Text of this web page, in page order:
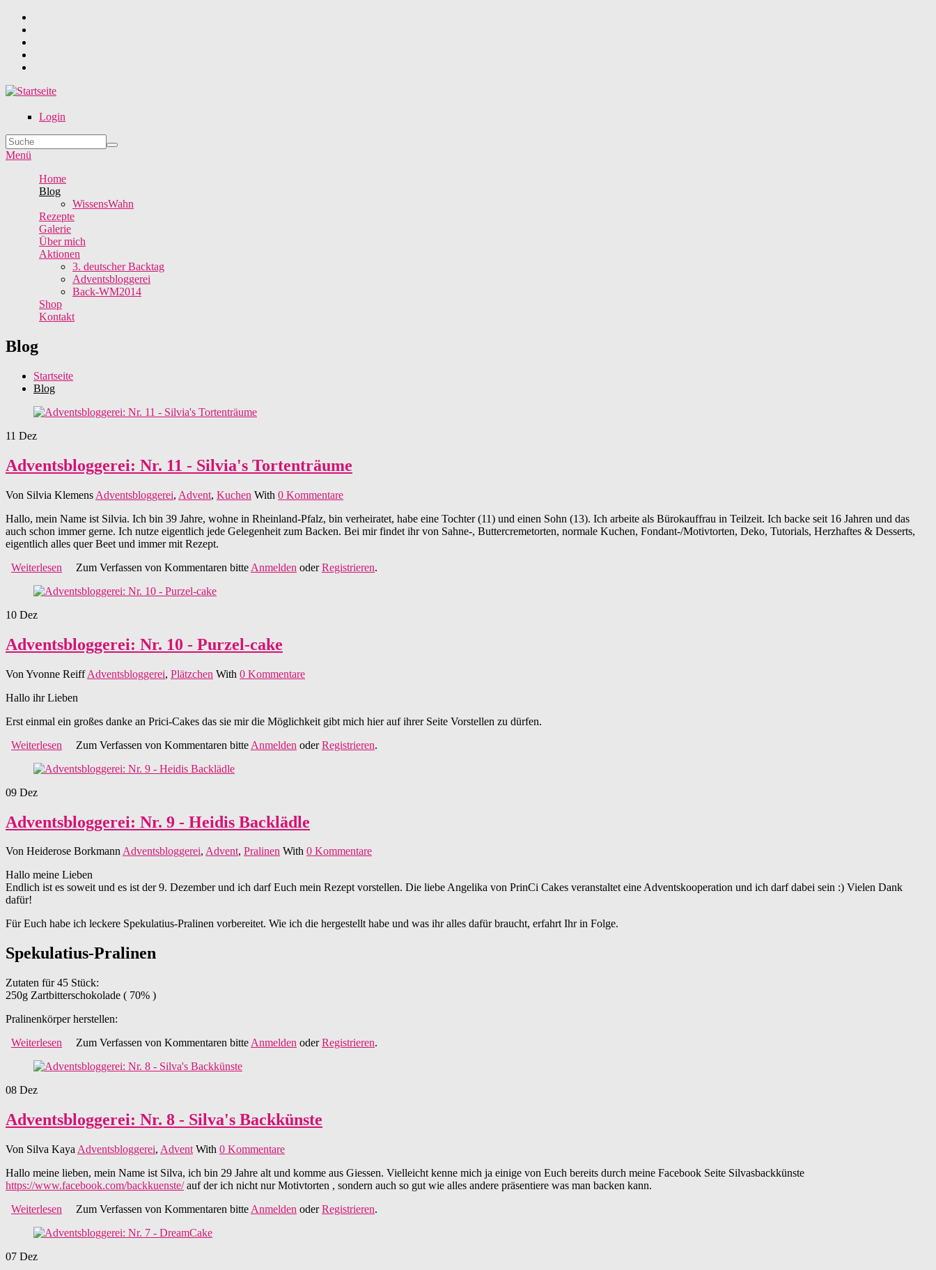
Direkt zum Inhalt
Login
Suchformular
Menü
Home
Blog
WissensWahn
Rezepte
Galerie
Über mich
Aktionen
3. deutscher Backtag
Adventsbloggerei
Back-WM2014
Shop
Kontakt
Blog
Startseite
Blog
11 Dez
Adventsbloggerei: Nr. 11 - Silvia's Tortenträume
Von Silvia Klemens Adventsbloggerei, Advent, Kuchen With 0 Kommentare
Hallo, mein Name ist Silvia. Ich bin 39 Jahre, wohne in Rheinland-Pfalz, bin verheiratet, habe eine Tochter (11) und einen Sohn (13). Ich arbeite als Bürokauffrau in Teilzeit. Ich backe seit 16 Jahren und das
auch schon immer gerne. Ich nutze eigentlich jede Gelegenheit zum Backen. Bei mir findet ihr von Sahne-, Buttercremetorten, normale Kuchen, Fondant-/Motivtorten, Deko, Tutorials, Herzhaftes & Desserts,
eigentlich alles quer Beet und immer mit Rezept.
Weiterlesen über Adventsbloggerei: Nr. 11 - Silvia's Tortenträume
Zum Verfassen von Kommentaren bitte Anmelden oderRegistrieren.
10 Dez
Adventsbloggerei: Nr. 10 - Purzel-cake
Von Yvonne Reiff Adventsbloggerei, Plätzchen With 0 Kommentare
Hallo ihr Lieben
Erst einmal ein großes danke an Prici-Cakes das sie mir die Möglichkeit gibt mich hier auf ihrer Seite Vorstellen zu dürfen.
Weiterlesen über Adventsbloggerei: Nr. 10 - Purzel-cake
Zum Verfassen von Kommentaren bitte Anmelden oderRegistrieren.
09 Dez
Adventsbloggerei: Nr. 9 - Heidis Backlädle
Von Heiderose BorkmannAdventsbloggerei, Advent, Pralinen With 0 Kommentare
Hallo meine Lieben
Endlich ist es soweit und es ist der 9. Dezember und ich darf Euch mein Rezept vorstellen. Die liebe Angelika von PrinCi Cakes veranstaltet eine Adventskooperation und ich darf dabei sein :) Vielen Dank
dafür!
Für Euch habe ich leckere Spekulatius-Pralinen vorbereitet. Wie ich die hergestellt habe und was ihr alles dafür braucht, erfahrt Ihr in Folge.
Spekulatius-Pralinen
Zutaten für 45 Stück:
250g Zartbitterschokolade ( 70% )
Pralinenkörper herstellen:
Weiterlesen über Adventsbloggerei: Nr. 9 - Heidis Backlädle
Zum Verfassen von Kommentaren bitte Anmelden oderRegistrieren.
08 Dez
Adventsbloggerei: Nr. 8 - Silva's Backkünste
Von Silva Kaya Adventsbloggerei, Advent With 0 Kommentare
Hallo meine lieben, mein Name ist Silva, ich bin 29 Jahre alt und komme aus Giessen. Vielleicht kenne mich ja einige von Euch bereits durch meine Facebook Seite Silvasbackkünste
https://www.facebook.com/backkuenste/auf der ich nicht nur Motivtorten , sondern auch so gut wie alles andere präsentiere was man backen kann.
Weiterlesen über Adventsbloggerei: Nr. 8 - Silva's Backkünste
Zum Verfassen von Kommentaren bitte Anmelden oderRegistrieren.
07 Dez